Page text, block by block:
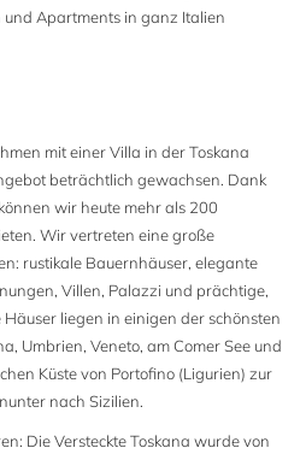
Apartments in ganz Italien
mit einer Villa in der Toskana
beträchtlich gewachsen. Dank
wir heute mehr als 200
Wir vertreten eine große
rustikale Bauernhäuser, elegante
Villen, Palazzi und prächtige,
liegen in einigen der schönsten
Umbrien, Veneto, am Comer See und
Küste von Portofino (Ligurien) zur
nach Sizilien.
Die Versteckte Toskana wurde von